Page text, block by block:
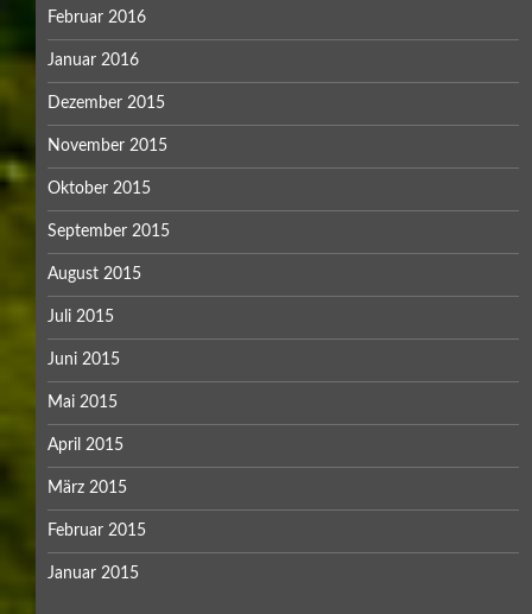
Februar 2016
Januar 2016
Dezember 2015
November 2015
Oktober 2015
September 2015
August 2015
Juli 2015
Juni 2015
Mai 2015
April 2015
März 2015
Februar 2015
Januar 2015